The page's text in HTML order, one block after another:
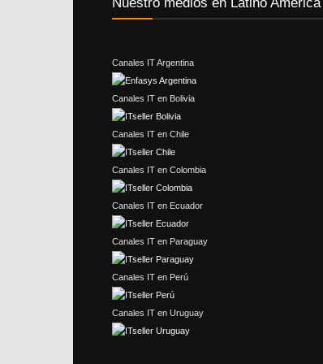
Nuestro medios en Latino América
Canales IT Argentina
Canales IT en Bolivia
Canales IT en Chile
Canales IT en Colombia
Canales IT en Ecuador
Canales IT en Paraguay
Canales IT en Perú
Canales IT en Uruguay